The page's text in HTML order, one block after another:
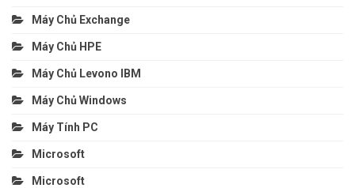
Máy Chủ Exchange
Máy Chủ HPE
Máy Chủ Levono IBM
Máy Chủ Windows
Máy Tính PC
Microsoft
Microsoft